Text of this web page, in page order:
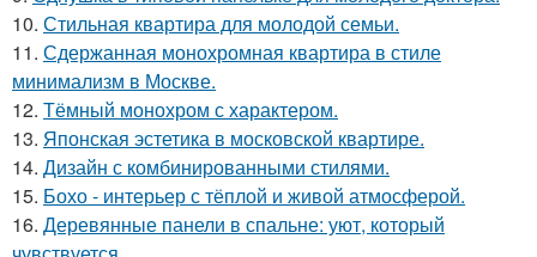
10. Стильная квартира для молодой семьи.
11. Сдержанная монохромная квартира в стиле
минимализм в Москве.
12. Тёмный монохром с характером.
13. Японская эстетика в московской квартире.
14. Дизайн с комбинированными стилями.
15. Бохо - интерьер с тёплой и живой атмосферой.
16. Деревянные панели в спальне: уют, который